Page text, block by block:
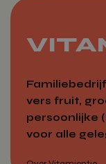
vers fruit,
persoonlijke
voor alle